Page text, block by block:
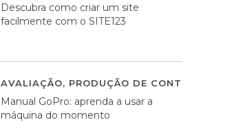
Descubra como criar um site
facilmente com o SITE123
AVALIAÇÃO, PRODUÇÃO DE CONTEÚDOS
Manual GoPro: aprenda a usar a
máquina do momento